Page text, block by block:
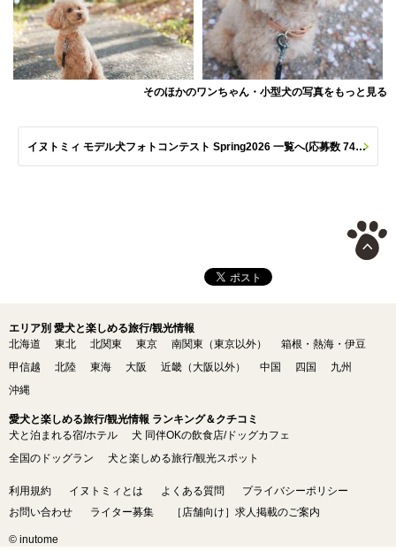
そのほかのワンちゃん・小型犬の写真をもっと見る
イヌトミィ モデル犬フォトコンテスト Spring2026 一覧へ(応募数 747枚)
エリア別 愛犬と楽しめる旅行/観光情報
北海道
東北 北関東 東京 南関東（東京以外）
箱根・熱海・伊豆
甲信越
北陸 東海 大阪 近畿（大阪以外） 中国 四国
九州
沖縄
愛犬と楽しめる旅行/観光情報 ランキング＆クチコミ
犬と泊まれる宿/ホテル
犬 同伴OKの飲食店/ドッグカフェ
全国のドッグラン
犬と楽しめる旅行/観光スポット
利用規約 イヌトミィとは よくある質問
プライバシーポリシー
お問い合わせ
ライター募集 ［店舗向け］求人掲載のご案内
© inutome